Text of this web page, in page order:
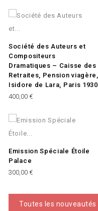
Société des Auteurs et
Compositeurs
Dramatiques – Caisse des
Retraites, Pension viagère,
Isidore de Lara, Paris 1930
Prix
400,00 €
Emission Spéciale Étoile
Palace
Prix
300,00 €
Toutes les nouveautés